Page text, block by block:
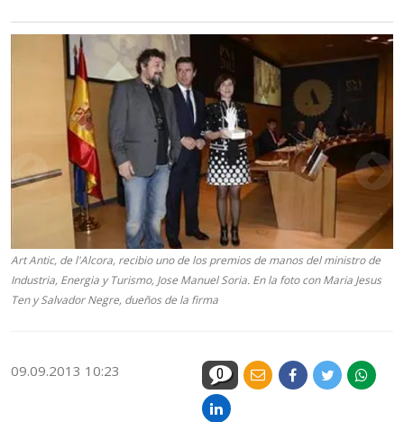
Art Antic, de l'Alcora, recibio uno de los premios de manos del ministro de
Industria, Energia y Turismo, Jose Manuel Soria. En la foto con Maria Jesus
Ten y Salvador Negre, dueños de la firma
09.09.2013 10:23 0